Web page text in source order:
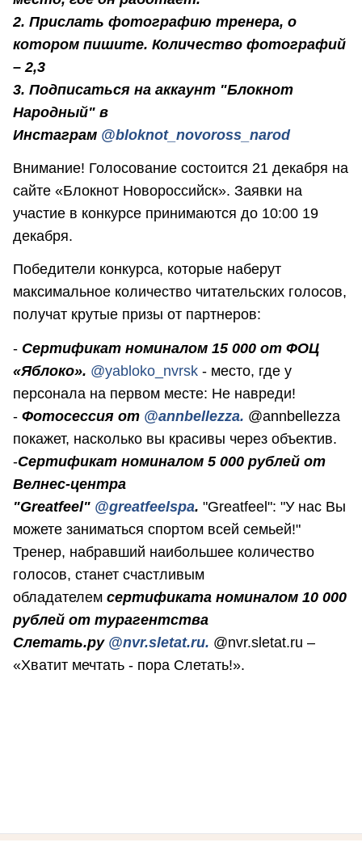
2. Прислать фотографию тренера, о
котором пишите. Количество фотографий
– 2,3
3. Подписаться на аккаунт "Блокнот
Народный" в
Инстаграм @bloknot_novoross_narod
Внимание! Голосование состоится 21 декабря на
сайте «Блокнот Новороссийск». Заявки на
участие в конкурсе принимаются до 10:00 19
декабря.
Победители конкурса, которые наберут
максимальное количество читательских голосов,
получат крутые призы от партнеров:
- Сертификат номиналом 15 000 от ФОЦ
«Яблоко». @yabloko_nvrsk - место, где у
персонала на первом месте: Не навреди!
- Фотосессия от @annbellezza. @annbellezza
покажет, насколько вы красивы через объектив.
-Сертификат номиналом 5 000 рублей от
Велнес-центра
"Greatfeel" @greatfeelspa. "Greatfeel": "У нас Вы
можете заниматься спортом всей семьей!"
Тренер, набравший наибольшее количество
голосов, станет счастливым
обладателем сертификата номиналом 10 000
рублей от турагентства
Слетать.ру @nvr.sletat.ru. @nvr.sletat.ru –
«Хватит мечтать - пора Слетать!».